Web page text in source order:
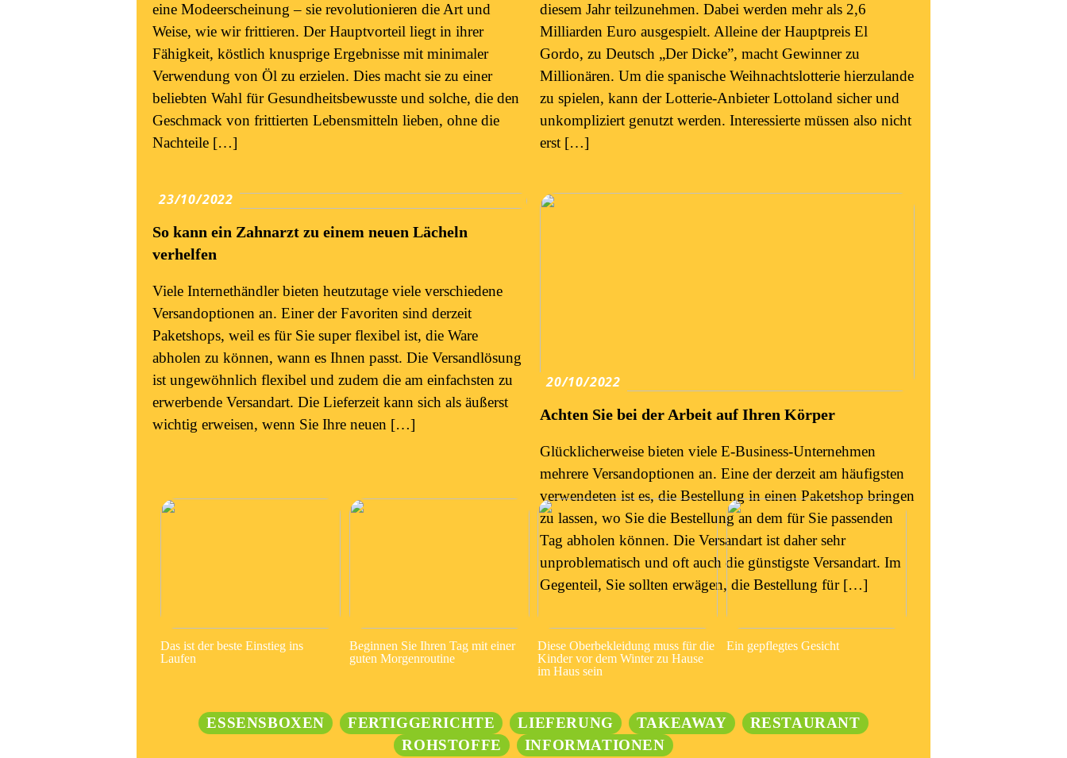
eine Modeerscheinung – sie revolutionieren die Art und
Weise, wie wir frittieren. Der Hauptvorteil liegt in ihrer
Fähigkeit, köstlich knusprige Ergebnisse mit minimaler
Verwendung von Öl zu erzielen. Dies macht sie zu einer
beliebten Wahl für Gesundheitsbewusste und solche, die den
Geschmack von frittierten Lebensmitteln lieben, ohne die
Nachteile […]
diesem Jahr teilzunehmen. Dabei werden mehr als 2,6
Milliarden Euro ausgespielt. Alleine der Hauptpreis El
Gordo, zu Deutsch „Der Dicke”, macht Gewinner zu
Millionären. Um die spanische Weihnachtslotterie hierzulande
zu spielen, kann der Lotterie-Anbieter Lottoland sicher und
unkompliziert genutzt werden. Interessierte müssen also nicht
erst […]
23/10/2022
So kann ein Zahnarzt zu einem neuen Lächeln
verhelfen
Viele Internethändler bieten heutzutage viele verschiedene
Versandoptionen an. Einer der Favoriten sind derzeit
Paketshops, weil es für Sie super flexibel ist, die Ware
abholen zu können, wann es Ihnen passt. Die Versandlösung
ist ungewöhnlich flexibel und zudem die am einfachsten zu
erwerbende Versandart. Die Lieferzeit kann sich als äußerst
wichtig erweisen, wenn Sie Ihre neuen […]
20/10/2022
Achten Sie bei der Arbeit auf Ihren Körper
Glücklicherweise bieten viele E-Business-Unternehmen
mehrere Versandoptionen an. Eine der derzeit am häufigsten
verwendeten ist es, die Bestellung in einen Paketshop bringen
zu lassen, wo Sie die Bestellung an dem für Sie passenden
Tag abholen können. Die Versandart ist daher sehr
unproblematisch und oft auch die günstigste Versandart. Im
Gegenteil, Sie sollten erwägen, die Bestellung für […]
Das ist der beste Einstieg ins
Laufen
Beginnen Sie Ihren Tag mit einer
guten Morgenroutine
Diese Oberbekleidung muss für die
Kinder vor dem Winter zu Hause
im Haus sein
Ein gepflegtes Gesicht
ESSENSBOXEN FERTIGGERICHTE LIEFERUNG TAKEAWAY
RESTAURANT
ROHSTOFFE
INFORMATIONEN